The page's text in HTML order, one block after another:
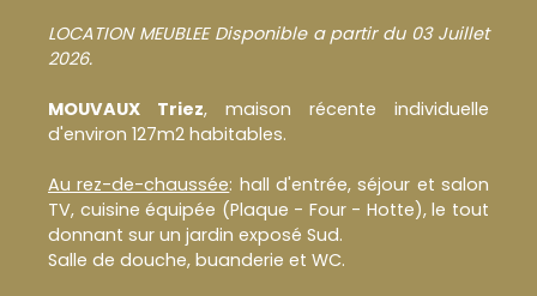
LOCATION MEUBLEE Disponible a partir du 03 Juillet
2026.
MOUVAUX Triez, maison récente individuelle
d'environ 127m2 habitables.
Au rez-de-chaussée: hall d'entrée, séjour et salon
TV, cuisine équipée (Plaque - Four - Hotte), le tout
donnant sur un jardin exposé Sud.
Salle de douche, buanderie et WC.